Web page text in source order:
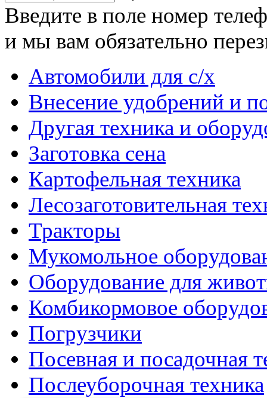
Введите в поле номер
и мы вам обязательно
Автомобили для с/х
Внесение удобрений и
Другая техника и
Заготовка сена
Картофельная техника
Лесозаготовительная
Тракторы
Мукомольное
Оборудование для
Комбикормовое
Погрузчики
Посевная и посадочная
Послеуборочная техника